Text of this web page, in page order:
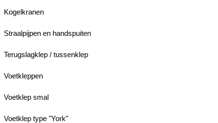
Kogelkranen
Straalpijpen en handspuiten
Terugslagklep / tussenklep
Voetkleppen
Voetklep smal
Voetklep type "York"